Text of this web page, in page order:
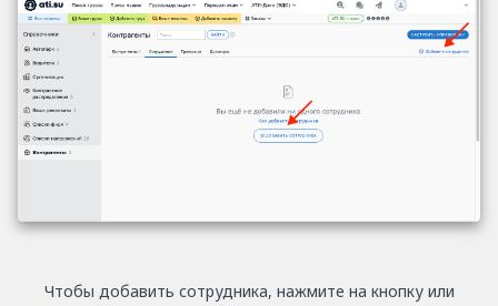
Чтобы добавить сотрудника, нажмите на кнопку или